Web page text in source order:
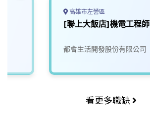
高雄市左營區
[聯上大飯店]機電工程師
都會生活開發股份有限公司
看更多職缺